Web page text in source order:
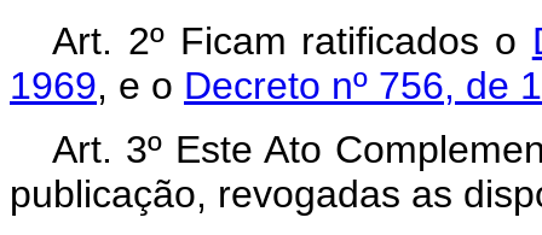
Art. 2º Ficam ratificados o
1969, e o Decreto nº 756, de
Art. 3º Este Ato
publicação, revogadas as